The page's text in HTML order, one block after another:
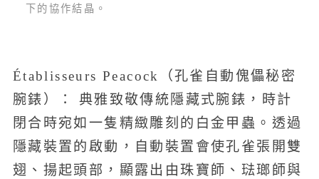
下的協作結晶。
Établisseurs Peacock（孔雀自動傀儡秘密
腕錶）： 典雅致敬傳統隱藏式腕錶，時計
閉合時宛如一隻精緻雕刻的白金甲蟲。透過
隱藏裝置的啟動，自動裝置會使孔雀張開雙
翅、揚起頭部，顯露出由珠寶師、琺瑯師與